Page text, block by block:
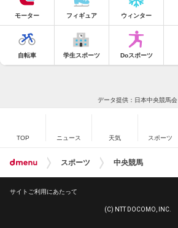
モーター フィギュア ウィンター
自転車 学生スポーツ Doスポーツ
データ提供：日本中央競馬会
TOP ニュース 天気 スポーツ
スポーツ 中央競馬
サイトご利用にあたって
(C) NTT DOCOMO, INC.